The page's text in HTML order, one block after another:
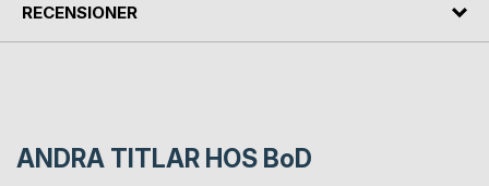
RECENSIONER
ANDRA TITLAR HOS BoD